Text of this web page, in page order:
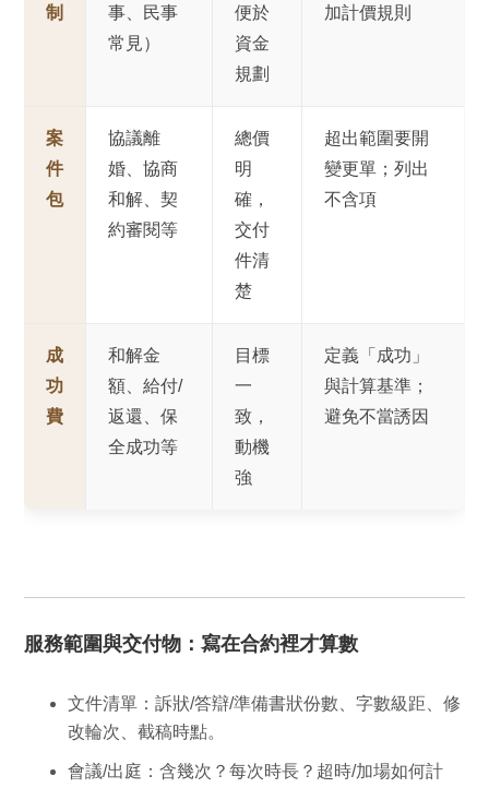
制
事、民事
常見）
便於
資金
規劃
加計價規則
案
件
包
協議離
婚、協商
和解、契
約審閱等
總價
明
確，
交付
件清
楚
超出範圍要開
變更單；列出
不含項
成
功
費
和解金
額、給付/
返還、保
全成功等
目標
一
致，
動機
強
定義「成功」
與計算基準；
避免不當誘因
服務範圍與交付物：寫在合約裡才算數
文件清單 ：訴狀/答辯/準備書狀份數、字數級距、修
改輪次、截稿時點。
會議/出庭 ：含幾次？每次時長？超時/加場如何計